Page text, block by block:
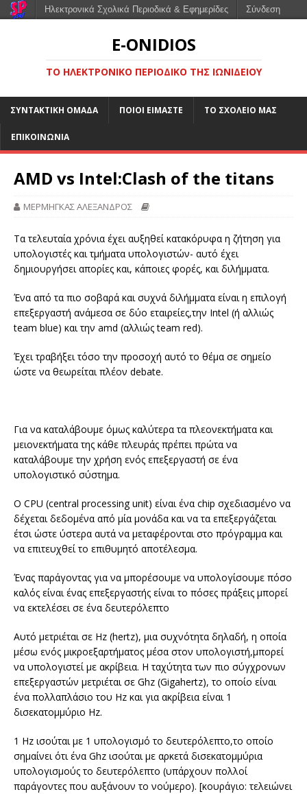
E-ONIDIOS
ΤΟ ΗΛΕΚΤΡΟΝΙΚΌ ΠΕΡΙΟΔΙΚΌ ΤΗΣ ΙΩΝΙΔΕΊΟΥ
ΣΥΝΤΑΚΤΙΚΉ ΟΜΆΔΑ ΠΟΙΟΙ ΕΊΜΑΣΤΕ ΤΟ ΣΧΟΛΕΊΟ ΜΑΣ
ΕΠΙΚΟΙΝΩΝΊΑ
AMD vs Intel:Clash of the titans
ΜΕΡΜΗΓΚΑΣ ΑΛΕΞΑΝΔΡΟΣ
Τα τελευταία χρόνια έχει αυξηθεί κατακόρυφα η ζήτηση για
υπολογιστές και τμήματα υπολογιστών- αυτό έχει
δημιουργήσει απορίες και, κάποιες φορές, και διλήμματα.
Ένα από τα πιο σοβαρά και συχνά διλήμματα είναι η επιλογή
επεξεργαστή ανάμεσα σε δύο εταιρείες,την Ιntel (ή αλλιώς
team blue) και την amd (αλλιώς team red).
Έχει τραβήξει τόσο την προσοχή αυτό το θέμα σε σημείο
ώστε να θεωρείται πλέον debate.
Για να καταλάβουμε όμως καλύτερα τα πλεονεκτήματα και
μειονεκτήματα της κάθε πλευράς πρέπει πρώτα να
καταλάβουμε την χρήση ενός επεξεργαστή σε ένα
υπολογιστικό σύστημα.
Ο CPU (central processing unit) είναι ένα chip σχεδιασμένο να
δέχεται δεδομένα από μία μονάδα και να τα επεξεργάζεται
έτσι ώστε ύστερα αυτά να μεταφέρονται στο πρόγραμμα και
να επιτευχθεί το επιθυμητό αποτέλεσμα.
Ένας παράγοντας για να μπορέσουμε να υπολογίσουμε πόσο
καλός είναι ένας επεξεργαστής είναι το πόσες πράξεις μπορεί
να εκτελέσει σε ένα δευτερόλεπτο
Αυτό μετριέται σε Hz (hertz), μια συχνότητα δηλαδή, η οποία
μέσω ενός μικροεξαρτήματος μέσα στον υπολογιστή,μπορεί
να υπολογιστεί με ακρίβεια. Η ταχύτητα των πιο σύγχρονων
επεξεργαστών μετριέται σε Ghz (Gigahertz), το οποίο είναι
ένα πολλαπλάσιο του Hz και για ακρίβεια είναι 1
δισεκατομμύριο Hz.
1 Hz ισούται με 1 υπολογισμό το δευτερόλεπτο,το οποίο
σημαίνει ότι ένα Ghz ισούται με αρκετά δισεκατομμύρια
υπολογισμούς το δευτερόλεπτο (υπάρχουν πολλοί
παράγοντες που αυξάνουν το νούμερο). [κουράγιο: τελειώνει
Ηλεκτρονικά Σχολικά Περιοδικά & Εφημερίδες Σύνδεση